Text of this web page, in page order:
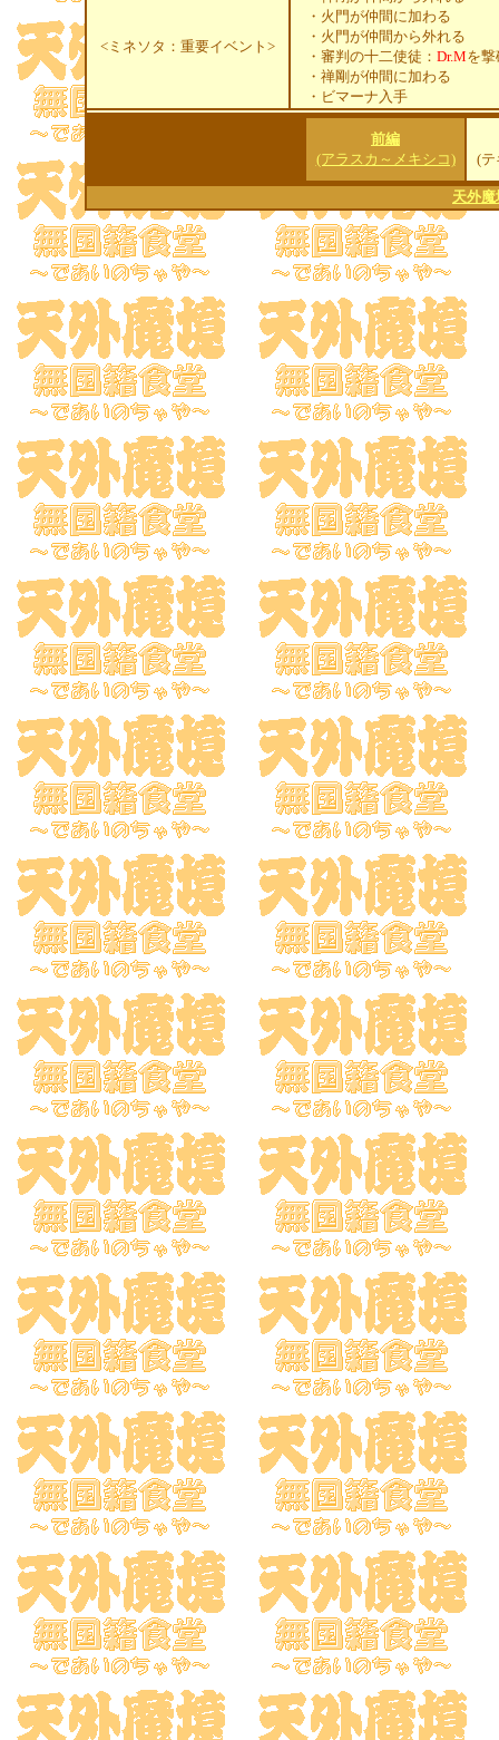
<ミネソタ：重要イベント>
・ 火門が仲間に加わる
・火門が仲間から外れる
・審判の十二使徒： Dr.Mを
・禅剛が仲間に加わる
・ビマーナ入手
前編
(アラスカ～メキシコ)
(テ
天外